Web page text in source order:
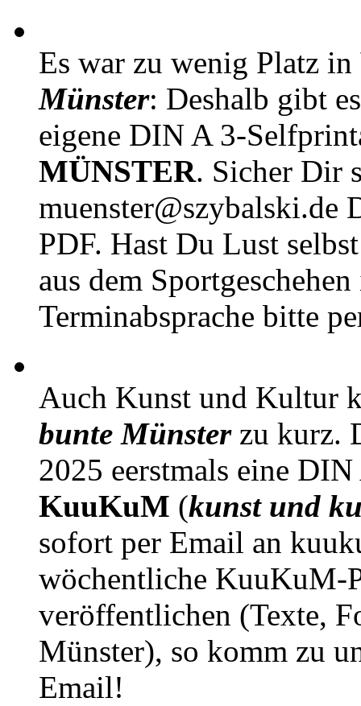
Es war zu wenig Platz in
Münster: Deshalb gibt
eigene DIN A 3-
MÜNSTER. Sicher Dir
muenster@szybalski.de
PDF. Hast Du Lust
aus dem
Terminabsprache bitte
Auch Kunst und Kultur
bunte Münsterzu kurz.
2025 eerstmals eine
KuuKuM (kunst und
sofort per Email an
wöchentliche KuuKuM-
veröffentlichen (Texte,
Münster), so komm zu
Email!